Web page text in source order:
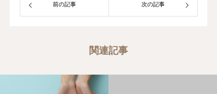
前の記事 次の記事
関連記事